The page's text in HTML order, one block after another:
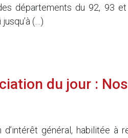
départements du 92, 93 et
(…)
du jour :
général, habilitée à